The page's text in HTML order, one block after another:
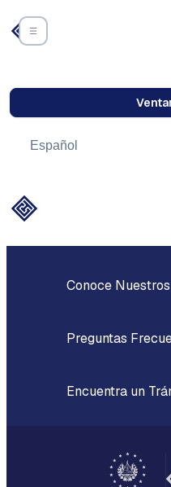
Conoce
Preguntas
Encuentra un